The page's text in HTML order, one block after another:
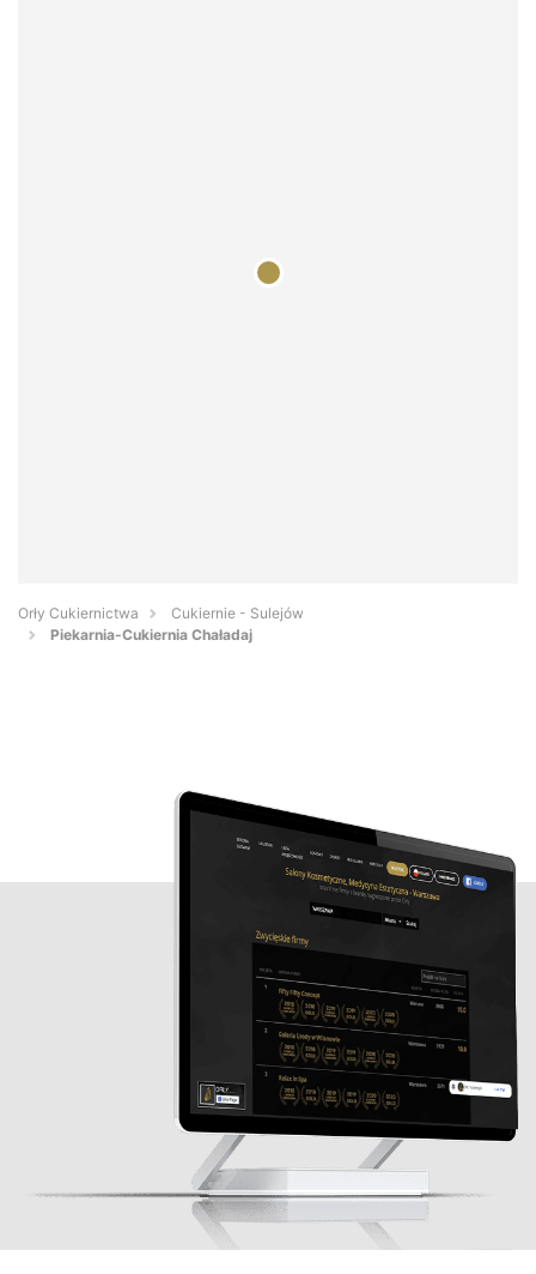
Orły Cukiernictwa
Cukiernie - Sulejów
Piekarnia-Cukiernia Chaładaj